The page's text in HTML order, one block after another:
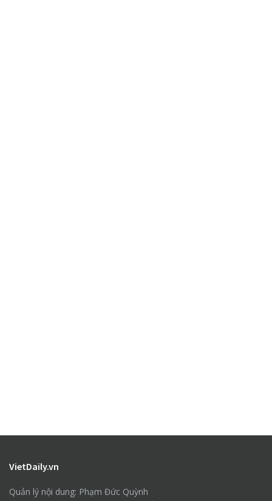
VietDaily.vn
Quản lý nội dung: Phạm Đức Quỳnh